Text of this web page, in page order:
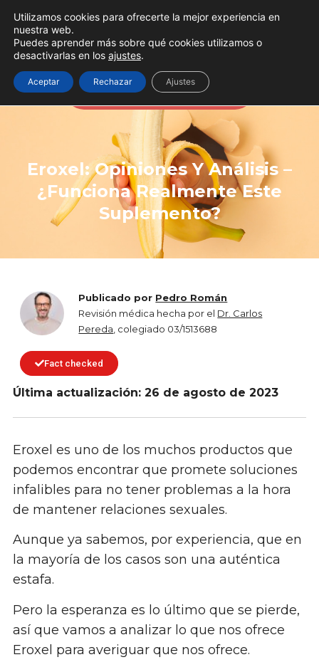
A veces todo se soluciona
aumentando la testosterona
Eroxel: Opiniones Y Análisis –
¿Funciona Realmente Este
Suplemento?
Publicado por Pedro Román
Revisión médica hecha por el Dr. Carlos
Pereda , colegiado 03/1513688
Fact checked
Última actualización: 26 de agosto de 2023
Eroxel es uno de los muchos productos que
podemos encontrar que promete soluciones
infalibles para no tener problemas a la hora
de mantener relaciones sexuales.
Aunque ya sabemos, por experiencia, que en
la mayoría de los casos son una auténtica
estafa.
Pero la esperanza es lo último que se pierde,
así que vamos a analizar lo que nos ofrece
Eroxel para averiguar que nos ofrece.
Utilizamos cookies para ofrecerte la mejor experiencia en
nuestra web.
Puedes aprender más sobre qué cookies utilizamos o
desactivarlas en los ajustes.
Aceptar Rechazar Ajustes